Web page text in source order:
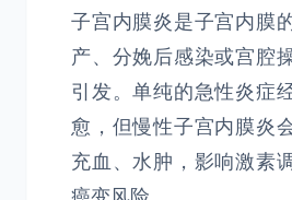
子宫内膜炎是子宫内膜
产、分娩后感染或宫腔
引发。单纯的急性炎症
愈，但慢性子宫内膜炎
充血、水肿，影响激素